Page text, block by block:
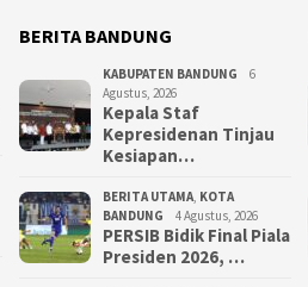
BERITA BANDUNG
KABUPATEN BANDUNG
6
Agustus, 2026
Kepala Staf
Kepresidenan Tinjau
Kesiapan…
BERITA UTAMA, KOTA
BANDUNG
4 Agustus, 2026
PERSIB Bidik Final Piala
Presiden 2026, …